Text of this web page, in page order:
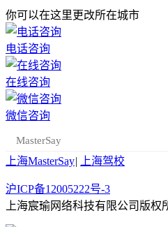
你可以在这里更改所在城市
电话咨询
在线咨询
微信咨询
MasterSay
上海MasterSay| 上海驾校
沪ICP备12005222号-3
上海宸瑜网络科技有限公司版权